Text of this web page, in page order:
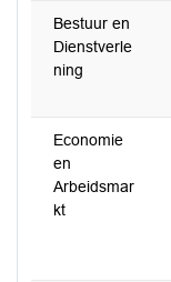
Bestuur en
Dienstverle
ning
Economie
en
Arbeidsmar
kt